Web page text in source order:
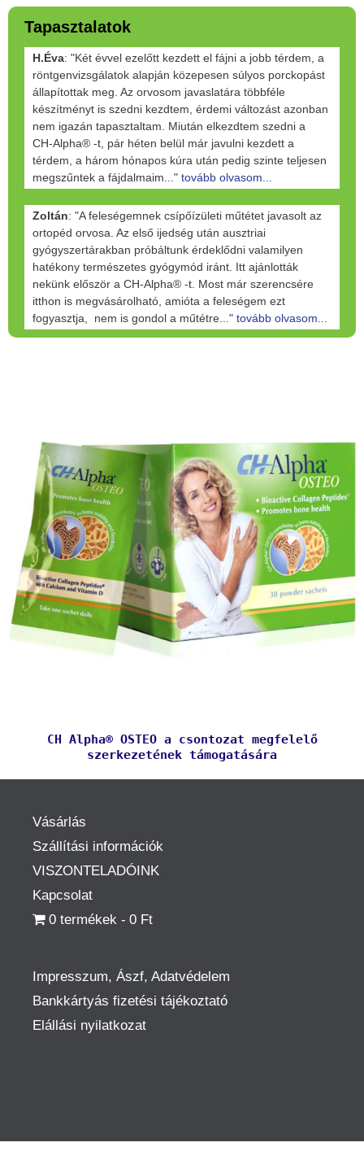
Tapasztalatok
H.Éva: "Két évvel ezelőtt kezdett el fájni a jobb térdem, a
röntgenvizsgálatok alapján közepesen súlyos porckopást
állapítottak meg. Az orvosom javaslatára többféle
készítményt is szedni kezdtem, érdemi változást azonban
nem igazán tapasztaltam. Miután elkezdtem szedni a
CH-Alpha® -t, pár héten belül már javulni kezdett a
térdem, a három hónapos kúra után pedig szinte teljesen
megszűntek a fájdalmaim..." tovább olvasom...
Zoltán: "A feleségemnek csípőízületi műtétet javasolt az
ortopéd orvosa. Az első ijedség után ausztriai
gyógyszertárakban próbáltunk érdeklődni valamilyen
hatékony természetes gyógymód iránt. Itt ajánlották
nekünk először a CH-Alpha® -t. Most már szerencsére
itthon is megvásárolható, amióta a feleségem ezt
fogyasztja, nem is gondol a műtétre..." tovább olvasom...
CH Alpha® OSTEO a csontozat megfelelő
szerkezetének támogatására
Vásárlás
Szállítási információk
VISZONTELADÓINK
Kapcsolat
0 termékek
0 Ft
Impresszum, Ászf, Adatvédelem
Bankkártyás fizetési tájékoztató
Elállási nyilatkozat